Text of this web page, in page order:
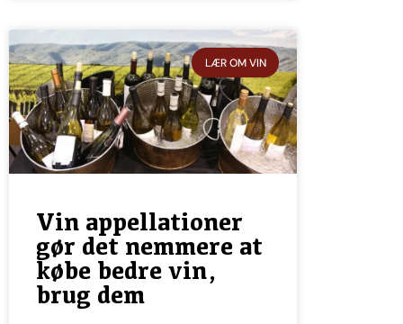
LÆR OM VIN
Vin appellationer
gør det nemmere at
købe bedre vin,
brug dem